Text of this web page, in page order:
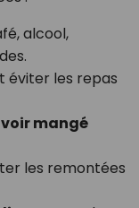
alcool,
éviter les repas
mangé
les remontées